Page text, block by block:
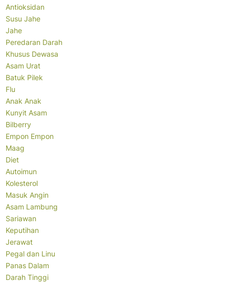
Antioksidan
Susu Jahe
Jahe
Peredaran Darah
Khusus Dewasa
Asam Urat
Batuk Pilek
Flu
Anak Anak
Kunyit Asam
Bilberry
Empon Empon
Maag
Diet
Autoimun
Kolesterol
Masuk Angin
Asam Lambung
Sariawan
Keputihan
Jerawat
Pegal dan Linu
Panas Dalam
Darah Tinggi